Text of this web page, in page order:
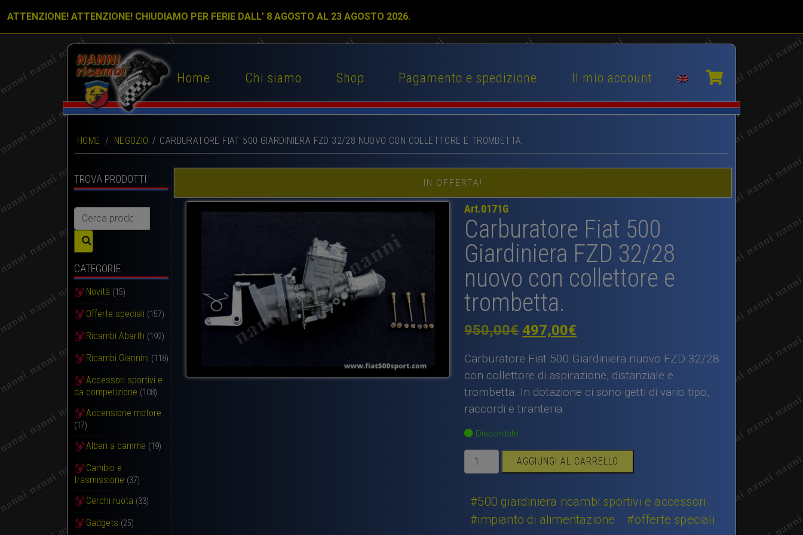
ATTENZIONE! ATTENZIONE! CHIUDIAMO PER FERIE DALL’ 8 AGOSTO AL 23 AGOSTO 2026.
Home Chi siamo Shop Pagamento e spedizione Il mio account
HOME / NEGOZIO CARBURATORE FIAT 500 GIARDINIERA FZD 32/28 NUOVO CON COLLETTORE E TROMBETTA.
TROVA PRODOTTI
Cerca:
CATEGORIE
Novità (15)
Offerte speciali (157)
Ricambi Abarth (192)
Ricambi Giannini (118)
Accessori sportivi e
da competizione (108)
Accensione motore
(17)
Alberi a camme (19)
Cambio e
trasmissione (37)
Cerchi ruota (33)
Gadgets (25)
IN OFFERTA!
Art.0171G
Carburatore Fiat 500
Giardiniera FZD 32/28
nuovo con collettore e
trombetta.
950,00€ Il
prezzo
originale
era:
950,00€.
497,00€
prezzo
attuale
è:
Carburatore Fiat 500 Giardiniera nuovo FZD 32/28
con collettore di aspirazione, distanziale e
trombetta. In dotazione ci sono getti di vario tipo,
raccordi e tiranteria.
Disponibile
Carburatore
Fiat
Giardiniera
FZD
32/28
AGGIUNGI AL CARRELLO
#500 giardiniera ricambi sportivi e accessori
#impianto di alimentazione
#offerte speciali